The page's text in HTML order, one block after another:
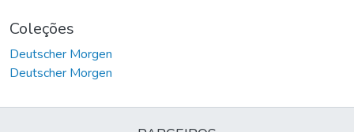
Coleções
Deutscher Morgen
Deutscher Morgen